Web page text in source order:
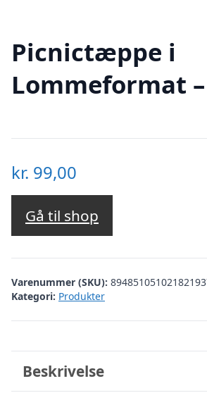
Picnictæppe i
Lommeformat
kr. 99,00
Gå til shop
Varenummer (SKU):
Kategori: Produkter
Beskrivelse